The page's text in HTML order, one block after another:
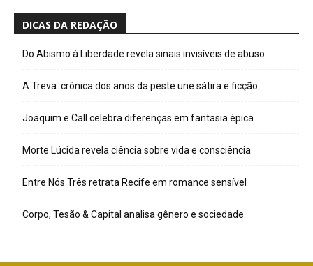
DICAS DA REDAÇÃO
Do Abismo à Liberdade revela sinais invisíveis de abuso
A Treva: crônica dos anos da peste une sátira e ficção
Joaquim e Call celebra diferenças em fantasia épica
Morte Lúcida revela ciência sobre vida e consciência
Entre Nós Três retrata Recife em romance sensível
Corpo, Tesão & Capital analisa gênero e sociedade